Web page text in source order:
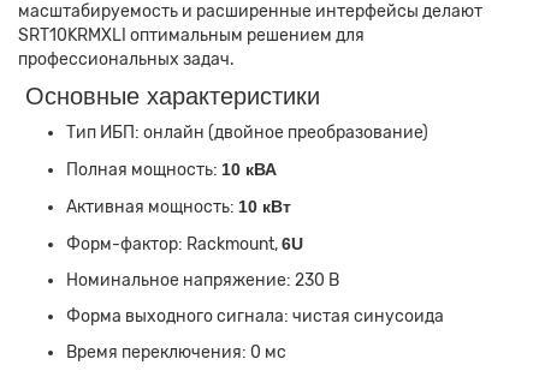
масштабируемость и расширенные интерфейсы делают
SRT10KRMXLI оптимальным решением для
профессиональных задач.
Основные характеристики
Тип ИБП: онлайн (двойное преобразование)
Полная мощность: 10 кВА
Активная мощность: 10 кВт
Форм-фактор: Rackmount,6U
Номинальное напряжение: 230 В
Форма выходного сигнала: чистая синусоида
Время переключения: 0 мс